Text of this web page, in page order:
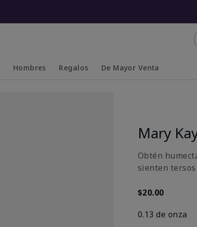
Hombres Regalos De Mayor Venta
Mary
Obtén
sienten
$20.00
0.13 de onza